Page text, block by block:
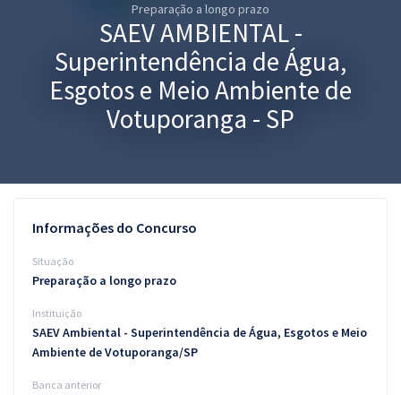
Graduação
Questões grátis
Conteúdo gratuito
Blog
Aprovados
Atendimento
Preparação a longo prazo
SAEV AMBIENTAL -
Superintendência de Água,
Esgotos e Meio Ambiente de
Votuporanga - SP
Informações do Concurso
Situação
Preparação a longo prazo
Instituição
SAEV Ambiental - Superintendência de Água, Esgotos e Meio
Ambiente de Votuporanga/SP
Banca anterior